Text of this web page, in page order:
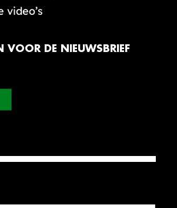
video’s
VOOR DE NIEUWSBRIEF